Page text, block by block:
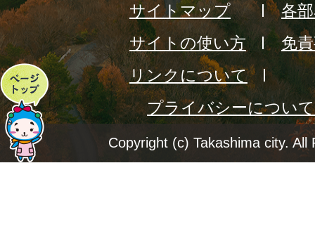
ペ
ー
ジ
サイトマップ
各
サイトの使い方
免
リンクについて
プライバシーについて
Copyright (c) Takashima city. All